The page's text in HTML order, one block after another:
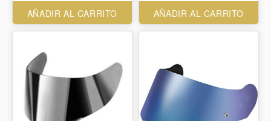
AÑADIR AL CARRITO AÑADIR AL CARRITO